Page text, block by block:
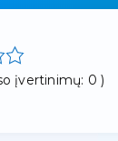
įvertinimų: 0 )